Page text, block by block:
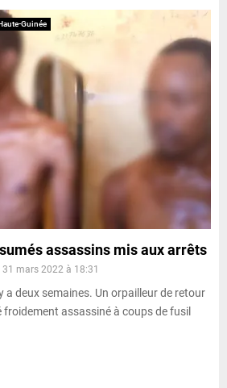
Guinée
assassins mis aux arrêts
31 mars 2022 à 18:31
a deux semaines. Un orpailleur de retour
froidement assassiné à coups de fusil